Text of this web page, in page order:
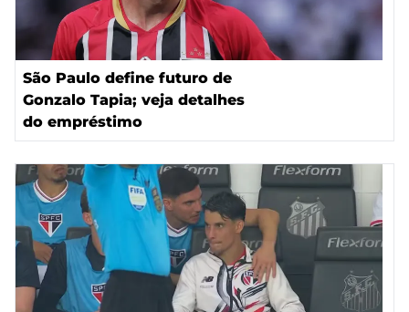
São Paulo define futuro de
Gonzalo Tapia; veja detalhes
do empréstimo